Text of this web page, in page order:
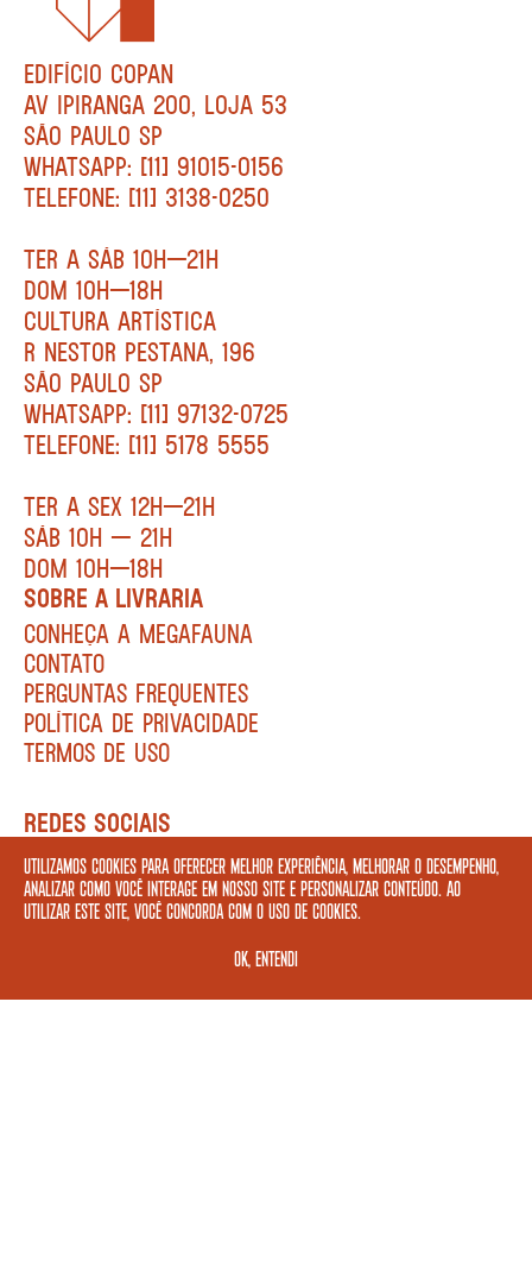
Utilizamos cookies para oferecer melhor experiência, melhorar o desempenho,
analizar como você interage em nosso site e personalizar conteúdo. Ao
utilizar este site, você concorda com o uso de cookies.
OK, ENTENDI
EDIFÍCIO COPAN
AV IPIRANGA 200, LOJA 53
SÃO PAULO SP
WHATSAPP: [11] 91015-0156
TELEFONE: [11] 3138-0250
TER A SÁB 10H—21H
DOM 10H—18H
CULTURA ARTÍSTICA
R NESTOR PESTANA, 196
SÃO PAULO SP
WHATSAPP: [11] 97132-0725
TELEFONE: [11] 5178 5555
TER A SEX 12H—21H
SÁB 10H — 21H
DOM 10H—18H
SOBRE A LIVRARIA
CONHEÇA A MEGAFAUNA
CONTATO
PERGUNTAS FREQUENTES
POLÍTICA DE PRIVACIDADE
TERMOS DE USO
REDES SOCIAIS
FORMAS DE PAGAMENTO